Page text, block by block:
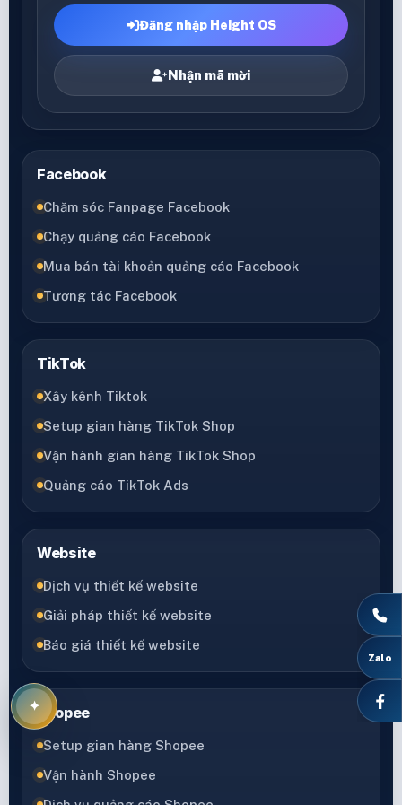
Đăng nhập Height OS
Nhận mã mời
Facebook
Chăm sóc Fanpage Facebook
Chạy quảng cáo Facebook
Mua bán tài khoản quảng cáo Facebook
Tương tác Facebook
TikTok
Xây kênh Tiktok
Setup gian hàng TikTok Shop
Vận hành gian hàng TikTok Shop
Quảng cáo TikTok Ads
Website
Dịch vụ thiết kế website
Giải pháp thiết kế website
Báo giá thiết kế website
Shopee
Setup gian hàng Shopee
Vận hành Shopee